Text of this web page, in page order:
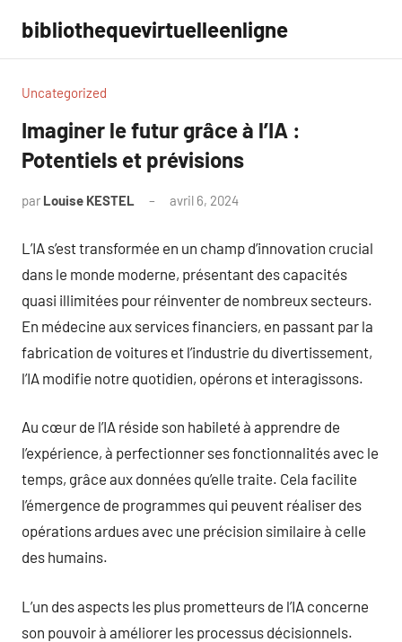
contenu
bibliothequevirtuelleenligne
Uncategorized
Imaginer le futur grâce à l’IA :
Potentiels et prévisions
par Louise KESTEL avril 6, 2024
L’IA s’est transformée en un champ d’innovation crucial
dans le monde moderne, présentant des capacités
quasi illimitées pour réinventer de nombreux secteurs.
En médecine aux services financiers, en passant par la
fabrication de voitures et l’industrie du divertissement,
l’IA modifie notre quotidien, opérons et interagissons.
Au cœur de l’IA réside son habileté à apprendre de
l’expérience, à perfectionner ses fonctionnalités avec le
temps, grâce aux données qu’elle traite. Cela facilite
l’émergence de programmes qui peuvent réaliser des
opérations ardues avec une précision similaire à celle
des humains.
L’un des aspects les plus prometteurs de l’IA concerne
son pouvoir à améliorer les processus décisionnels.